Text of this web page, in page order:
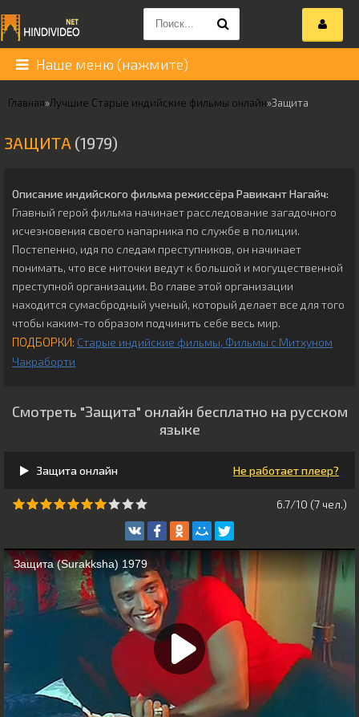
Наше меню (нажмите)
Главная»Лучшие Старые индийские фильмы онлайн»Защита
ЗАЩИТА (1979)
Описание индийского фильма режиссёра Равикант Нагайч:
Главный герой фильма начинает расследование загадочного
исчезновения своего напарника по службе в полиции.
Постепенно, идя по следам преступников, он начинает
понимать, что все ниточки ведут к большой и могущественной
преступной организации. Во главе этой организации
находится сумасбродный ученый, который делает все для того
чтобы каким-то образом подчинить себе весь мир.
ПОДБОРКИ: Старые индийские фильмы Фильмы с Митхуном
Чакраборти
Смотреть "Защита" онлайн бесплатно на русском
языке
Защита онлайн Не работает плеер?
6.7/10 (7 чeл.)